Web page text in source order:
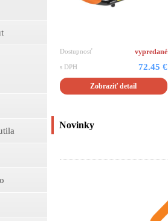
Dostupnosť vypredané
s DPH 72.45 €
Zobraziť detail
Novinky